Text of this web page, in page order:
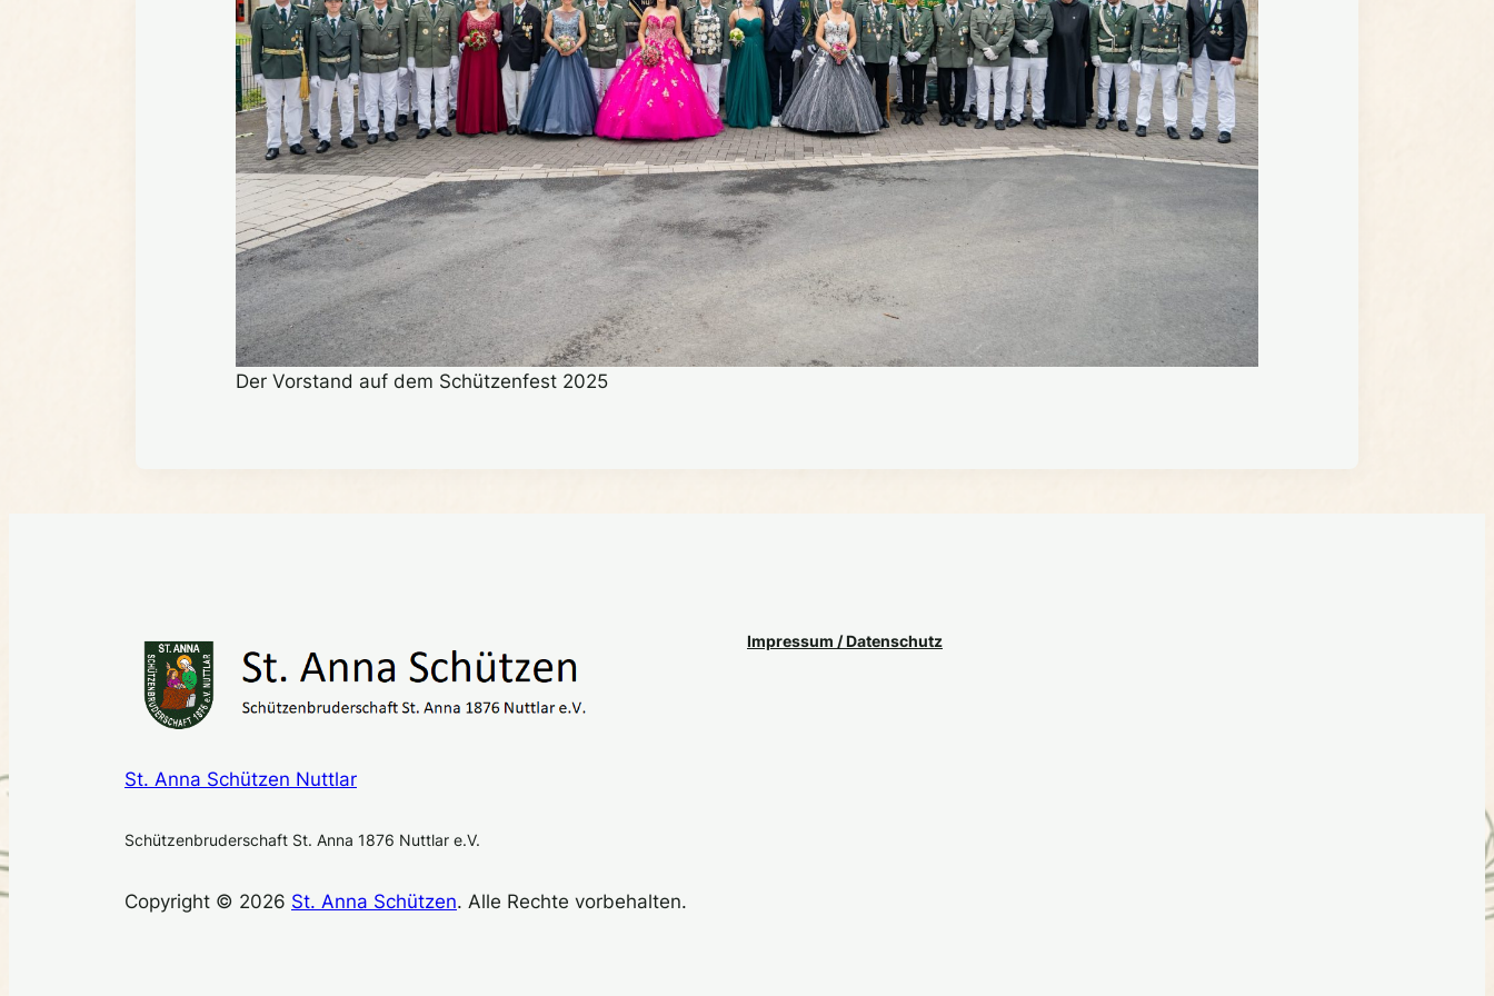
Der Vorstand auf dem Schützenfest 2025
St. Anna Schützen Nuttlar
Schützenbruderschaft St. Anna 1876 Nuttlar e.V.
Copyright © 2026 St. Anna Schützen. Alle Rechte vorbehalten.
Impressum / Datenschutz